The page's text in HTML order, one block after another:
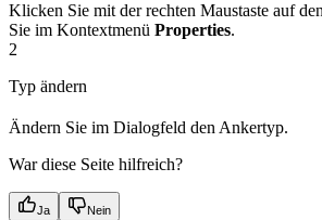
Klicken Sie mit der rechten Maustaste auf
Sie im Kontextmenü Properties.
2
Typ ändern
Ändern Sie im Dialogfeld den Ankertyp.
War diese Seite hilfreich?
Ja Nein